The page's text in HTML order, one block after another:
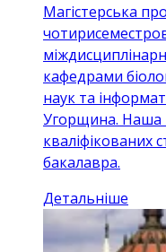
Магістерська
кафедрами
наук та
Угорщина. Наша
кваліфікованих
бакалавра.
Детальніше